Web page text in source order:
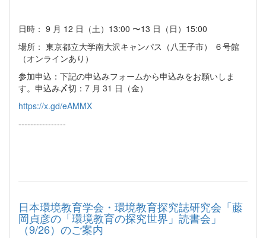
日時： 9 ⽉ 12 ⽇（⼟）13:00 〜13 ⽇（⽇）15:00
場所： 東京都⽴⼤学南⼤沢キャンパス（⼋王⼦市） ６号館
（オンラインあり）
参加申込：下記の申込みフォームから申込みをお願いしま
す。申込み〆切：7 ⽉ 31 ⽇（⾦）
https://x.gd/eAMMX
----------------
日本環境教育学会・環境教育探究誌研究会「藤
岡貞彦の「環境教育の探究世界」読書会」
（9/26）のご案内